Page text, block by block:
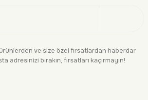
ve size özel fırsatlardan haberdar
adresinizi bırakın, fırsatları kaçırmayın!